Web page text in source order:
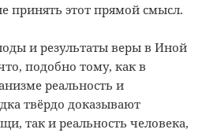
принять этот прямой смысл.
и результаты веры в Иной
подобно тому, как в
реальность и
твёрдо доказывают
так и реальность человека,